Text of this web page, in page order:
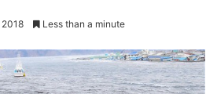
Less than a minute